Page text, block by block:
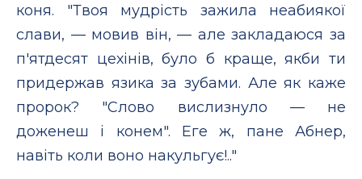
коня. "Твоя мудрість зажила неабиякої
слави, — мовив він, — але закладаюся за
п'ятдесят цехінів, було б краще, якби ти
придержав язика за зубами. Але як каже
пророк? "Слово вислизнуло — не
доженеш і конем". Еге ж, пане Абнер,
навіть коли воно накульгує!.."